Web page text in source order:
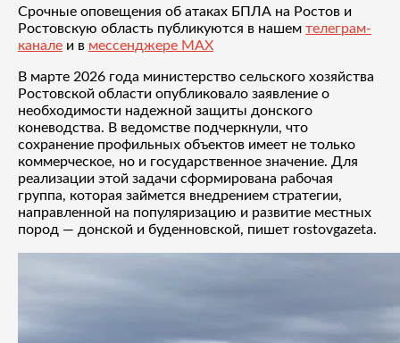
Срочные оповещения об атаках БПЛА на Ростов и
Ростовскую область публикуются в нашем телеграм-
канале и в мессенджере MAX
В марте 2026 года министерство сельского хозяйства
Ростовской области опубликовало заявление о
необходимости надежной защиты донского
коневодства. В ведомстве подчеркнули, что
сохранение профильных объектов имеет не только
коммерческое, но и государственное значение. Для
реализации этой задачи сформирована рабочая
группа, которая займется внедрением стратегии,
направленной на популяризацию и развитие местных
пород — донской и буденновской, пишет rostovgazeta.